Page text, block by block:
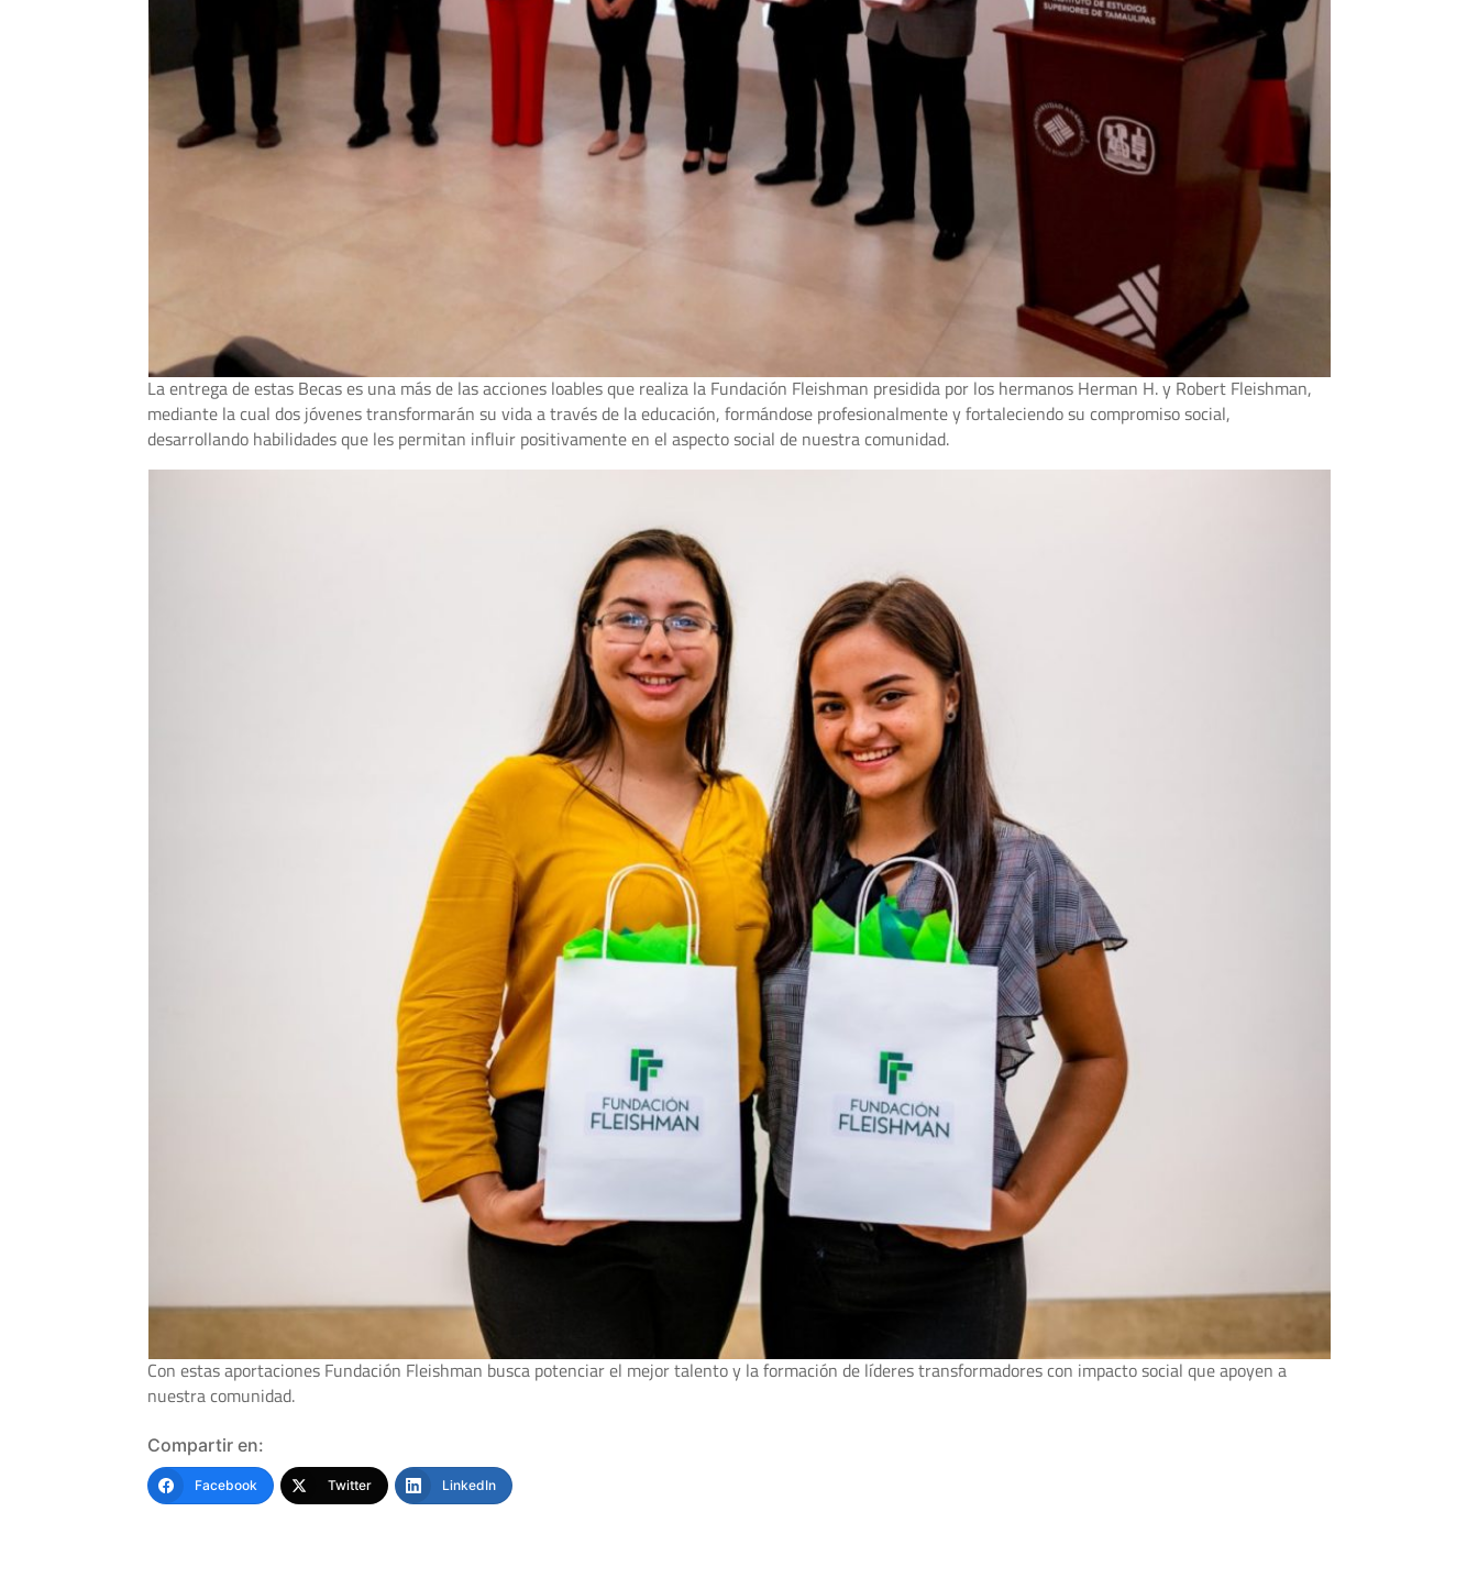
La entrega de estas Becas es una más de las acciones loables que realiza la Fundación Fleishman presidida por los hermanos Herman H. y Robert Fleishman,
mediante la cual dos jóvenes transformarán su vida a través de la educación, formándose profesionalmente y fortaleciendo su compromiso social,
desarrollando habilidades que les permitan influir positivamente en el aspecto social de nuestra comunidad.
Con estas aportaciones Fundación Fleishman busca potenciar el mejor talento y la formación de líderes transformadores con impacto social que apoyen a
nuestra comunidad.
Compartir en:
Facebook Twitter LinkedIn